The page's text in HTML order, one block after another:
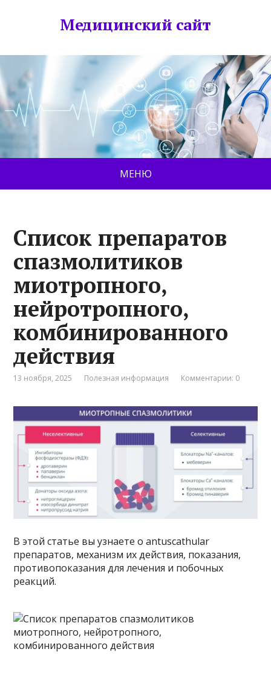
Медицинский сайт
МЕНЮ
Список препаратов
спазмолитиков
миотропного,
нейротропного,
комбинированного
действия
13 ноября, 2025 Полезная информация Комментарии: 0
В этой статье вы узнаете о antuscathular
препаратов, механизм их действия, показания,
противопоказания для лечения и побочных
реакций.